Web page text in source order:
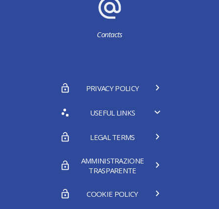
Contacts
PRIVACY POLICY
USEFUL LINKS
LEGAL TERMS
AMMINISTRAZIONE
TRASPARENTE
COOKIE POLICY